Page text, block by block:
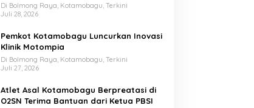
Di Bolmong Raya, Kotamobagu, Terkini
Juli 28, 2026
Pemkot Kotamobagu Luncurkan Inovasi
Klinik Motompia
Di Bolmong Raya, Kotamobagu, Terkini
Juli 27, 2026
Atlet Asal Kotamobagu Berpreatasi di
O2SN Terima Bantuan dari Ketua PBSI